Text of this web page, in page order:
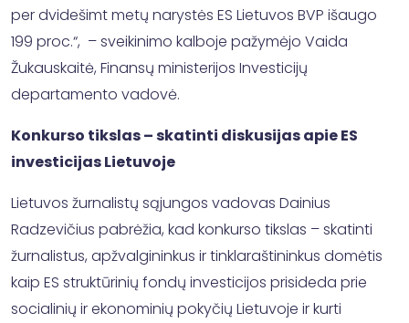
per dvidešimt metų narystės ES Lietuvos BVP išaugo
199 proc.“, – sveikinimo kalboje pažymėjo Vaida
Žukauskaitė, Finansų ministerijos Investicijų
departamento vadovė.
Konkurso tikslas – skatinti diskusijas apie ES
investicijas Lietuvoje
Lietuvos žurnalistų sąjungos vadovas Dainius
Radzevičius pabrėžia, kad konkurso tikslas – skatinti
žurnalistus, apžvalgininkus ir tinklaraštininkus domėtis
kaip ES struktūrinių fondų investicijos prisideda prie
socialinių ir ekonominių pokyčių Lietuvoje ir kurti